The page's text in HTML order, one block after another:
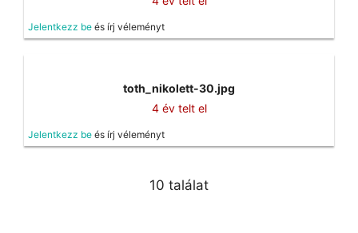
Jelentkezz be és írj véleményt
toth_nikolett-30.jpg
4 év telt el
Jelentkezz be és írj véleményt
10 találat